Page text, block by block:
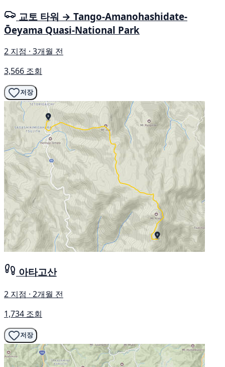
교토 타워 → Tango-Amanohashidate-
Ōeyama Quasi-National Park
2 지점 · 3개월 전
3,566 조회
저장
아타고산
2 지점 · 2개월 전
1,734 조회
저장